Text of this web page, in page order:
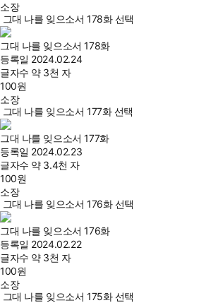
소장
그대 나를 잊으소서 178화 선택
그대 나를 잊으소서 178화
등록일 2024.02.24
글자수 약 3천 자
100원
소장
그대 나를 잊으소서 177화 선택
그대 나를 잊으소서 177화
등록일 2024.02.23
글자수 약 3.4천 자
100원
소장
그대 나를 잊으소서 176화 선택
그대 나를 잊으소서 176화
등록일 2024.02.22
글자수 약 3천 자
100원
소장
그대 나를 잊으소서 175화 선택